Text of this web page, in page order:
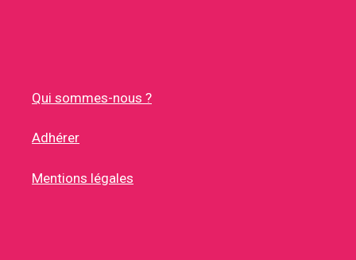
Qui sommes-nous ?
Adhérer
Mentions légales